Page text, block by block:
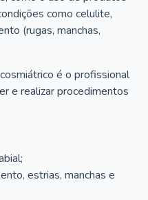
como celulite,
(rugas, manchas,
é o profissional
e realizar procedimentos
estrias, manchas e